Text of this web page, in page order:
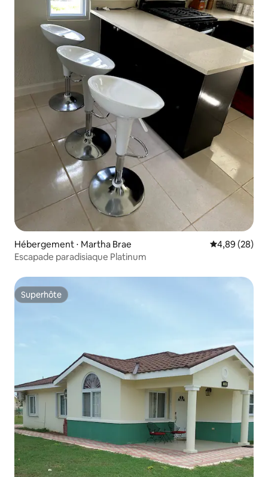
Hébergement ⋅ Martha Brae Évaluation
4,89 (28)
Escapade paradisiaque Platinum
Superhôte
Superhôte